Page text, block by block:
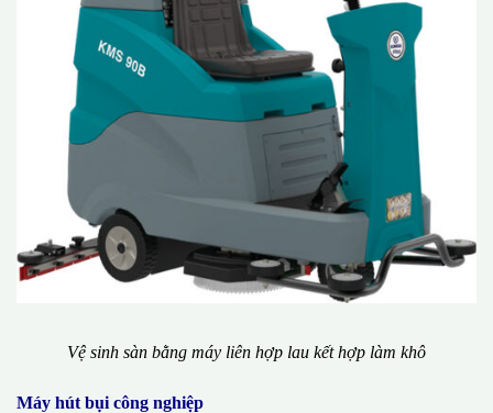
Vệ sinh sàn bằng máy liên hợp lau kết hợp làm khô
Máy hút bụi công nghiệp